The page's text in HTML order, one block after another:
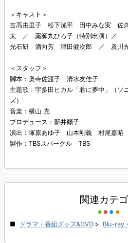
＜キャスト＞
吉高由里子 松下洸平 田中みな実 佐
太 ／ 薬師丸ひろ子（特別出演）／
光石研 酒向芳 津田健次郎 ／ 及川
＜スタッフ＞
脚本：奥寺佐渡子 清水友佳子
主題歌：宇多田ヒカル「君に夢中」（ソ
ズ）
音楽：横山 克
プロデュース：新井順子
演出：塚原あゆ子 山本剛義 村尾嘉昭
製作：TBSスパークル TBS
関連カテ
ドラマ・番組グッズ&DVD > Blu-ray